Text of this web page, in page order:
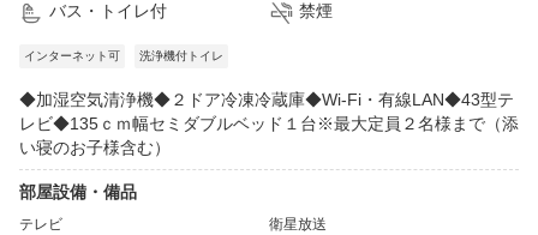
バス・トイレ付
禁煙
インターネット可 洗浄機付トイレ
◆加湿空気清浄機◆２ドア冷凍冷蔵庫◆Wi-Fi・有線LAN◆43型テ
レビ◆135ｃｍ幅セミダブルベッド１台※最大定員２名様まで（添
い寝のお子様含む）
部屋設備・備品
テレビ
衛星放送